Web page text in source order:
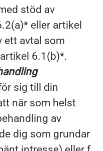
stöd av
eller artikel
ett avtal som
6.1(b)*.
sig till din
när som helst
av
dig som grundar